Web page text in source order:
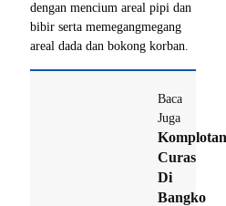
dengan mencium areal pipi dan
bibir serta memegangmegang
areal dada dan bokong korban.
Baca
Juga
Komplotan
Curas
Di
Bangko